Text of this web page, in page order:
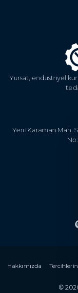
Yursat, endüstriyel
Yeni Karaman Mah.
Hakkımızda
©